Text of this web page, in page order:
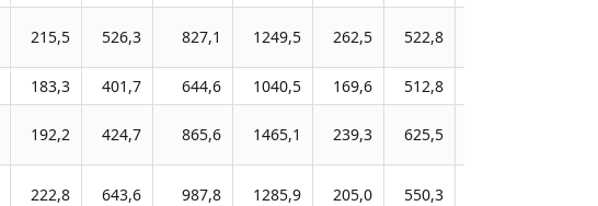
215,5 526,3 827,1 1249,5 262,5 522,8
183,3 401,7 644,6 1040,5 169,6 512,8
192,2 424,7 865,6 1465,1 239,3 625,5
222,8 643,6 987,8 1285,9 205,0 550,3